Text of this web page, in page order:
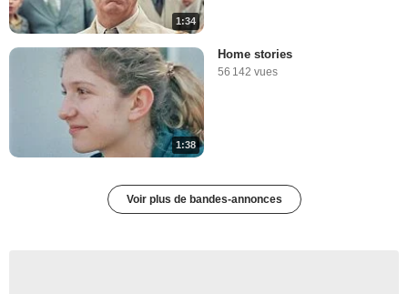
1:34
1:38
Home stories
56 142 vues
Voir plus de bandes-annonces